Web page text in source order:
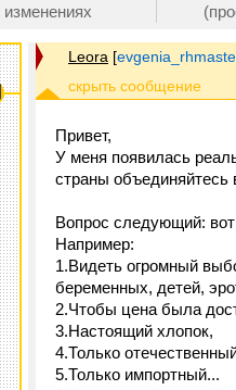
изменениях
Leora [
Привет,
У меня появилась
страны
Вопрос следующий:
Например:
1.Видеть огромный
беременных, детей,
2.Чтобы цена была
3.Настоящий хлопок,
4.Только
5.Только импортный...